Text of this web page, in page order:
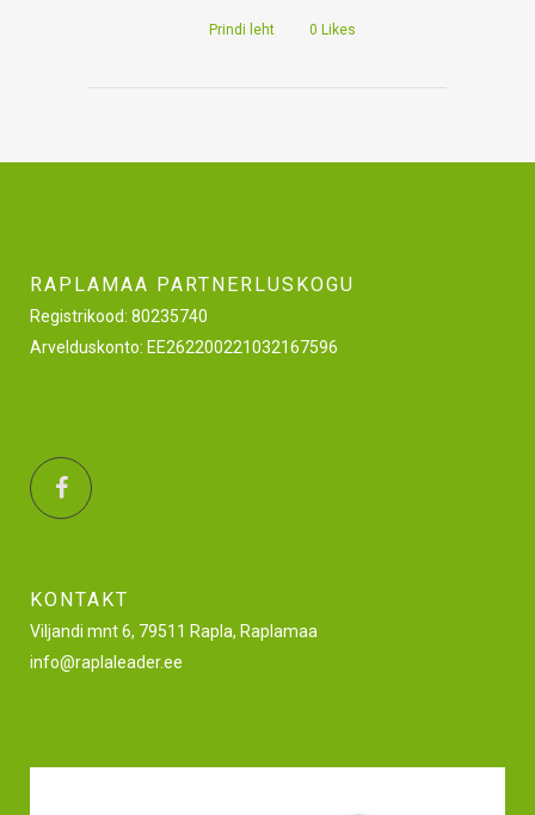
Prindi leht 0 Likes
RAPLAMAA PARTNERLUSKOGU
Registrikood: 80235740
Arvelduskonto: EE262200221032167596
KONTAKT
Viljandi mnt 6, 79511 Rapla, Raplamaa
info@raplaleader.ee